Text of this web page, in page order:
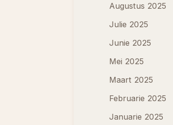
Augustus 2025
Julie 2025
Junie 2025
Mei 2025
Maart 2025
Februarie 2025
Januarie 2025